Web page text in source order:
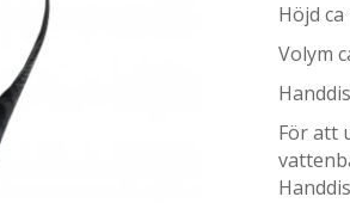
Höjd ca
Volym
För att